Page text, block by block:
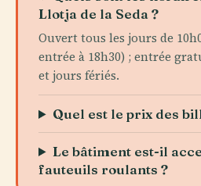
Llotja de la Seda ?
Ouvert tous les jours de
entrée à 18h30) ; entrée
et jours fériés.
Quel est le prix des
Le bâtiment est-il
fauteuils roulants ?